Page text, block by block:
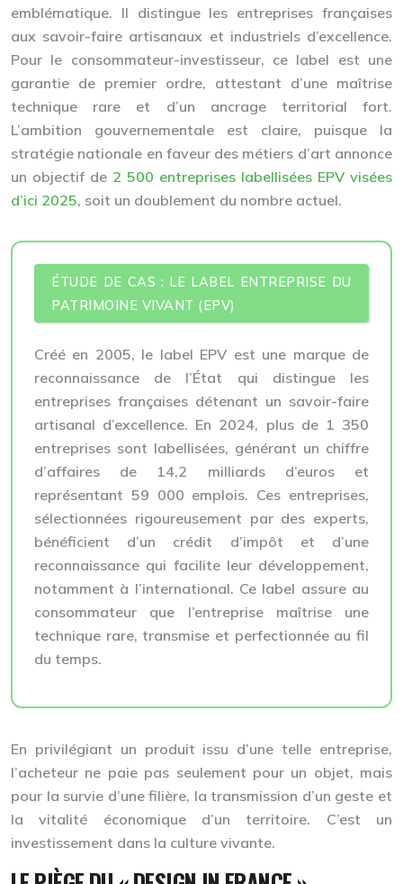
emblématique. Il distingue les entreprises françaises
aux savoir-faire artisanaux et industriels d’excellence.
Pour le consommateur-investisseur, ce label est une
garantie de premier ordre, attestant d’une maîtrise
technique rare et d’un ancrage territorial fort.
L’ambition gouvernementale est claire, puisque la
stratégie nationale en faveur des métiers d’art annonce
un objectif de 2 500 entreprises labellisées EPV visées
d’ici 2025, soit un doublement du nombre actuel.
ÉTUDE DE CAS : LE LABEL ENTREPRISE DU
PATRIMOINE VIVANT (EPV)
Créé en 2005, le label EPV est une marque de
reconnaissance de l’État qui distingue les
entreprises françaises détenant un savoir-faire
artisanal d’excellence. En 2024, plus de 1 350
entreprises sont labellisées, générant un chiffre
d’affaires de 14,2 milliards d’euros et
représentant 59 000 emplois. Ces entreprises,
sélectionnées rigoureusement par des experts,
bénéficient d’un crédit d’impôt et d’une
reconnaissance qui facilite leur développement,
notamment à l’international. Ce label assure au
consommateur que l’entreprise maîtrise une
technique rare, transmise et perfectionnée au fil
du temps.
En privilégiant un produit issu d’une telle entreprise,
l’acheteur ne paie pas seulement pour un objet, mais
pour la survie d’une filière, la transmission d’un geste et
la vitalité économique d’un territoire. C’est un
investissement dans la culture vivante.